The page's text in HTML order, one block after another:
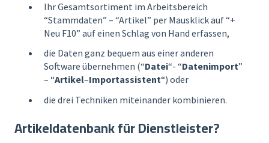
Ihr Gesamtsortiment im Arbeitsbereich
“Stammdaten” – “Artikel” per Mausklick auf “+
Neu F10” auf einen Schlag von Hand erfassen,
die Daten ganz bequem aus einer anderen
Software übernehmen (“Datei“- “Datenimport”
– “Artikel–Importassistent“) oder
die drei Techniken miteinander kombinieren.
Artikeldatenbank für Dienstleister?